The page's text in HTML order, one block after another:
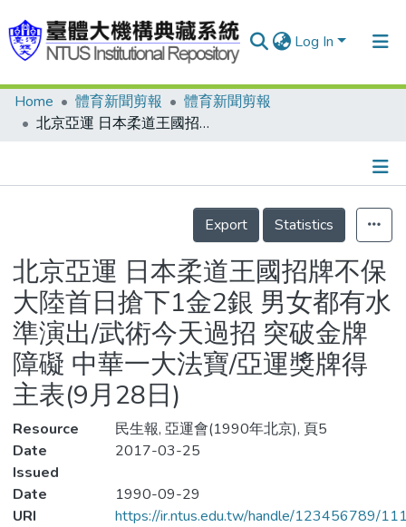
Log In
Communities & Collections
Statistics
Home 體育新聞剪報
體育新聞剪報
北京亞運 日本柔道王國招牌不保 大陸首日搶下1金2銀 男女都有水準演出/武術今天過招 突破金牌障礙 中華一大法寶/亞運獎牌得主表(9月28日)
Details
Export
Statistics
北京亞運 日本柔道王國招牌不保
大陸首日搶下1金2銀 男女都有水
準演出/武術今天過招 突破金牌
障礙 中華一大法寶/亞運獎牌得
主表(9月28日)
Resource
民生報, 亞運會(1990年北京), 頁5
Date
Issued
2017-03-25
Date
1990-09-29
URI
https://ir.ntus.edu.tw/handle/123456789/